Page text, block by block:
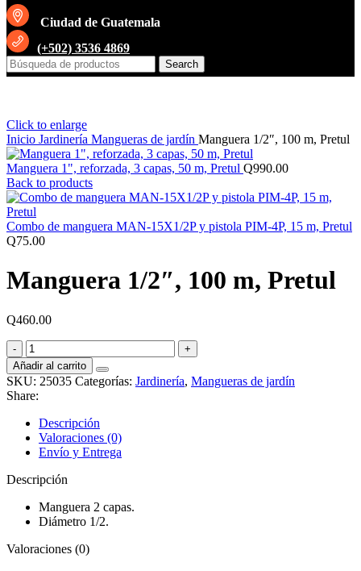
Ciudad de Guatemala
(+502) 3536 4869
Search
Click to enlarge
Inicio Jardinería Mangueras de jardín Manguera 1/2″, 100 m, Pretul
Manguera 1", reforzada, 3 capas, 50 m, Pretul Q990.00
Back to products
Combo de manguera MAN-15X1/2P y pistola PIM-4P, 15 m, Pretul
Q75.00
Manguera 1/2″, 100 m, Pretul
Q460.00
Manguera
1/2",
100
m,
Pretul
cantidad
Añadir al carrito
SKU: 25035 Categorías: Jardinería, Mangueras de jardín
Share:
Descripción
Valoraciones (0)
Envío y Entrega
Descripción
Manguera 2 capas.
Diámetro 1/2.
Valoraciones (0)